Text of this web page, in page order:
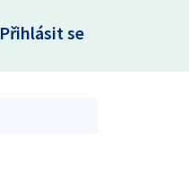
Přihlásit se